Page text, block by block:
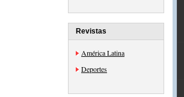
Revistas
América Latina
Deportes